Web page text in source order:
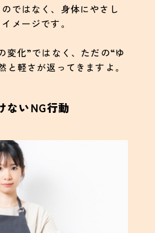
ではなく、身体にやさし
メージです。
変化”ではなく、ただの“ゆ
と軽さが返ってきますよ。
ないNG行動